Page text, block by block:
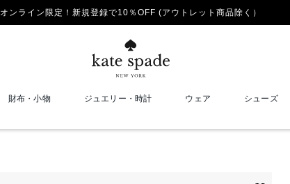
オンライン限定！新規登録で10％OFF (アウトレット商品除く）
財布・小物 ジュエリー・時計 ウェア シューズ